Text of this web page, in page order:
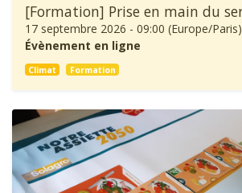
17 septembre 2026 - 09:00 (Europe/Paris)
Évènement en ligne
Climat Formation